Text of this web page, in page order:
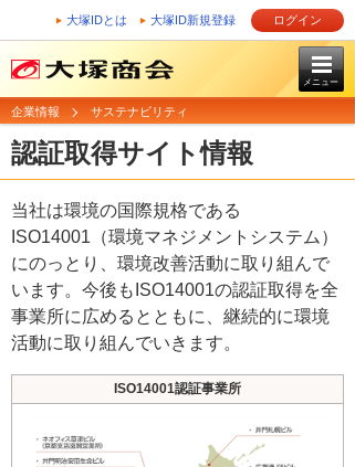
大塚IDとは 大塚ID新規登録 ログイン
メニュー
企業情報 サステナビリティ
認証取得サイト情報
当社は環境の国際規格である
ISO14001（環境マネジメントシステム）
にのっとり、環境改善活動に取り組んで
います。今後もISO14001の認証取得を全
事業所に広めるとともに、継続的に環境
活動に取り組んでいきます。
ISO14001認証事業所